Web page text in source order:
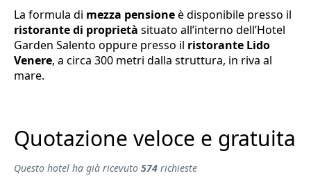
La formula di mezza pensioneè disponibile presso il
ristorante di proprietà situato all’interno dell’Hotel
Garden Salento oppure presso il ristorante Lido
Venere, a circa 300 metri dalla struttura, in riva al
mare.
Quotazione veloce e gratuita
Questo hotel ha già ricevuto 574 richieste